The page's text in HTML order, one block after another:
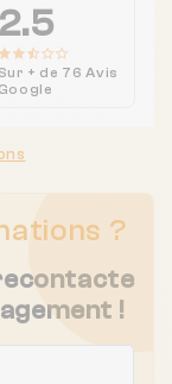
2.5
Sur + de 76 Avis
Google
?
!